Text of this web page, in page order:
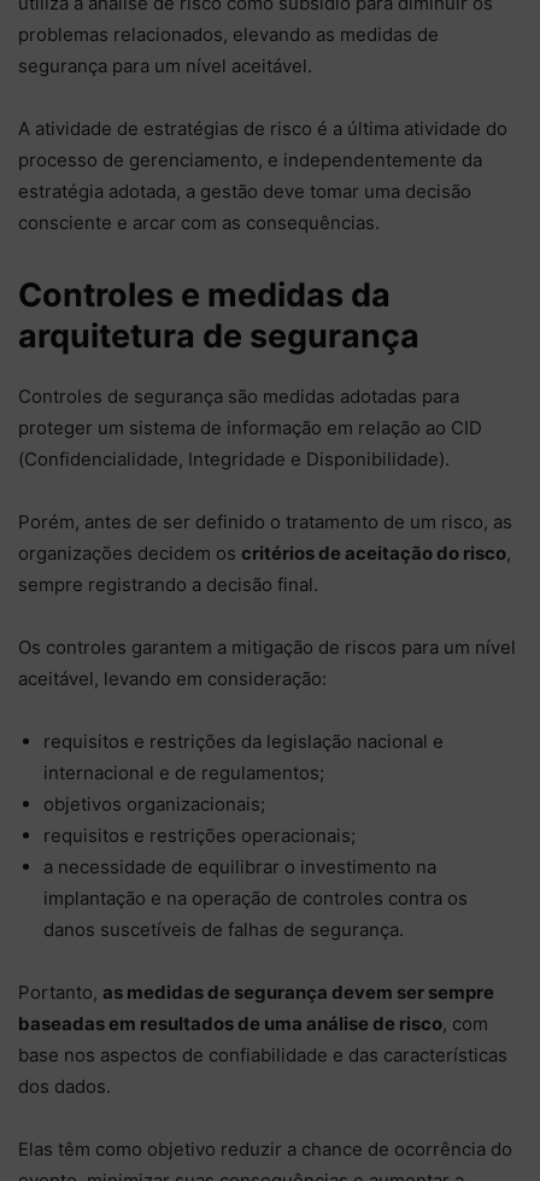
problemas relacionados, elevando as medidas de
segurança para um nível aceitável.
A atividade de estratégias de risco é a última atividade do
processo de gerenciamento, e independentemente da
estratégia adotada, a gestão deve tomar uma decisão
consciente e arcar com as consequências.
Controles e medidas da
arquitetura de segurança
Controles de segurança são medidas adotadas para
proteger um sistema de informação em relação ao CID
(Confidencialidade, Integridade e Disponibilidade).
Porém, antes de ser definido o tratamento de um risco, as
organizações decidem os critérios de aceitação do risco,
sempre registrando a decisão final.
Os controles garantem a mitigação de riscos para um nível
aceitável, levando em consideração:
requisitos e restrições da legislação nacional e
internacional e de regulamentos;
objetivos organizacionais;
requisitos e restrições operacionais;
a necessidade de equilibrar o investimento na
implantação e na operação de controles contra os
danos suscetíveis de falhas de segurança.
Portanto, as medidas de segurança devem ser sempre
baseadas em resultados de uma análise de risco, com
base nos aspectos de confiabilidade e das características
dos dados.
Elas têm como objetivo reduzir a chance de ocorrência do